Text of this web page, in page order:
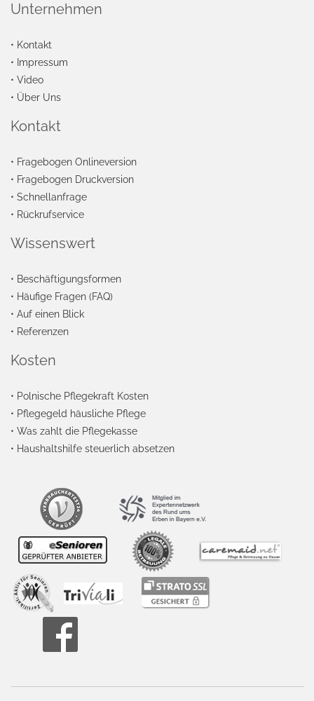
Unternehmen
• Kontakt
• Impressum
• Video
• Über Uns
Kontakt
• Fragebogen Onlineversion
• Fragebogen Druckversion
• Schnellanfrage
• Rückrufservice
Wissenswert
• Beschäftigungsformen
• Häufige Fragen (FAQ)
• Auf einen Blick
• Referenzen
Kosten
• Polnische Pflegekraft Kosten
• Pflegegeld häusliche Pflege
• Was zahlt die Pflegekasse
• Haushaltshilfe steuerlich absetzen